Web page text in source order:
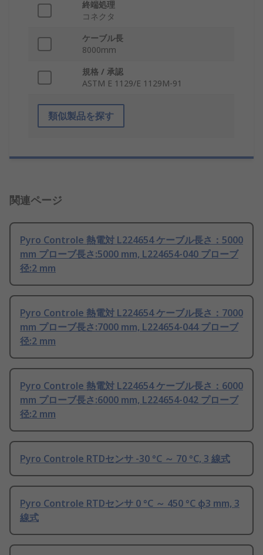
終端処理
コネクタ
ケーブル長
8000mm
規格 / 承認
ASTM E 1129/E 1129M-91
類似製品を探す
関連ページ
Pyro Controle 熱電対 L224654 ケーブル長さ：5000
mm プローブ長さ:5000 mm, L224654-040 プローブ
径:2 mm
Pyro Controle 熱電対 L224654 ケーブル長さ：7000
mm プローブ長さ:7000 mm, L224654-044 プローブ
径:2 mm
Pyro Controle 熱電対 L224654 ケーブル長さ：6000
mm プローブ長さ:6000 mm, L224654-042 プローブ
径:2 mm
Pyro Controle RTDセンサ -30 °C ～ 70 °C, 3 線式
Pyro Controle RTDセンサ 0 °C ～ 450 °C φ3 mm, 3
線式